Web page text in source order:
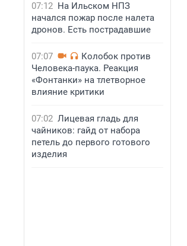
07:12 На Ильском НПЗ
начался пожар после налета
дронов. Есть пострадавшие
07:07
Колобок против
Человека-паука. Реакция
«Фонтанки» на тлетворное
влияние критики
07:02 Лицевая гладь для
чайников: гайд от набора
петель до первого готового
изделия